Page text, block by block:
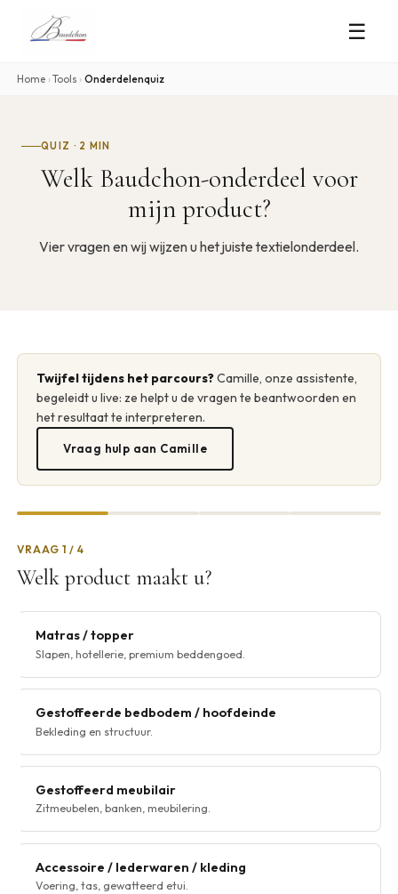
☰
Home ›Tools › Onderdelenquiz
QUIZ · 2 MIN
Welk Baudchon-onderdeel voor
mijn product?
Vier vragen en wij wijzen u het juiste textielonderdeel.
Twijfel tijdens het parcours?Camille, onze assistente,
begeleidt u live: ze helpt u de vragen te beantwoorden en
het resultaat te interpreteren.
Vraag hulp aan Camille
VRAAG 1 / 4
Welk product maakt u?
Matras / topper
Slapen, hotellerie, premium beddengoed.
Gestoffeerde bedbodem / hoofdeinde
Bekleding en structuur.
Gestoffeerd meubilair
Zitmeubelen, banken, meubilering.
Accessoire / lederwaren / kleding
Voering, tas, gewatteerd etui.